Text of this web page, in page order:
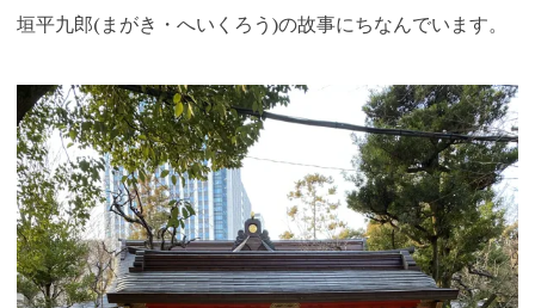
垣平九郎(まがき・へいくろう)の故事にちなんでいます。